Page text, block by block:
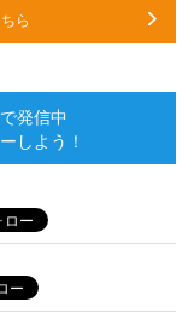
ら
発信中
しよう！